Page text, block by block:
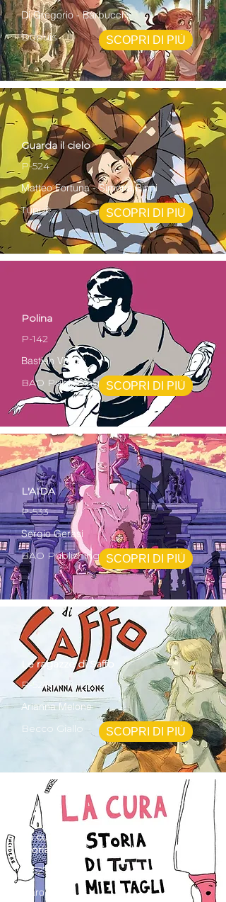
Di Gregorio - Barbucci
Dupuis
SCOPRI DI PIÙ
Guarda il cielo
P-524
Matteo Fortuna - Simona Binni
Tunuè
SCOPRI DI PIÙ
Polina
P-142
Bastien Vivés
BAO Publishing SCOPRI DI PIÙ
L'AIDA
P-533
Sergio Gerasi
BAO Publishing SCOPRI DI PIÙ
Le ragazze di Saffo
P-526
Arianna Melone
Becco Giallo
SCOPRI DI PIÙ
La cura
Storia di tutti i miei tagli
P-527
Icaro Tuttle